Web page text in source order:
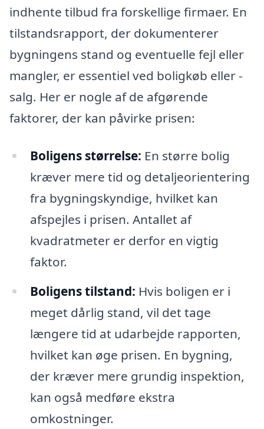
indhente tilbud fra forskellige firmaer. En
tilstandsrapport, der dokumenterer
bygningens stand og eventuelle fejl eller
mangler, er essentiel ved boligkøb eller -
salg. Her er nogle af de afgørende
faktorer, der kan påvirke prisen:
Boligens størrelse: En større bolig
kræver mere tid og detaljeorientering
fra bygningskyndige, hvilket kan
afspejles i prisen. Antallet af
kvadratmeter er derfor en vigtig
faktor.
Boligens tilstand: Hvis boligen er i
meget dårlig stand, vil det tage
længere tid at udarbejde rapporten,
hvilket kan øge prisen. En bygning,
der kræver mere grundig inspektion,
kan også medføre ekstra
omkostninger.